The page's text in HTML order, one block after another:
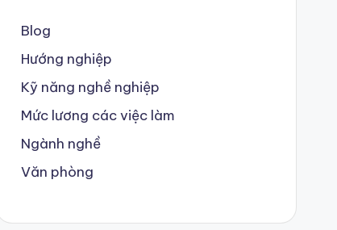
Blog
Hướng nghiệp
Kỹ năng nghề nghiệp
Mức lương các việc làm
Ngành nghề
Văn phòng